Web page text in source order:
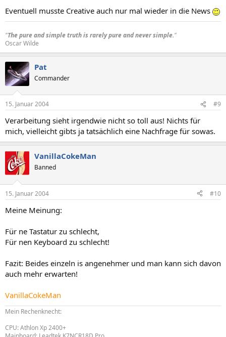
Eventuell musste Creative auch nur mal wieder in die News
"The pure and simple truth is rarely pure and never simple."
Oscar Wilde​
Pat
Commander
15. Januar 2004 #9
Verarbeitung sieht irgendwie nicht so toll aus! Nichts für
mich, vielleicht gibts ja tatsächlich eine Nachfrage für sowas.
VanillaCokeMan
Banned
15. Januar 2004 #10
Meine Meinung:
Für ne Tastatur zu schlecht,
Für nen Keyboard zu schlecht!
Fazit: Beides einzeln is angenehmer und man kann sich davon
auch mehr erwarten!
VanillaCokeMan
Mein Rechenknecht:
CPU: Athlon Xp 2400+